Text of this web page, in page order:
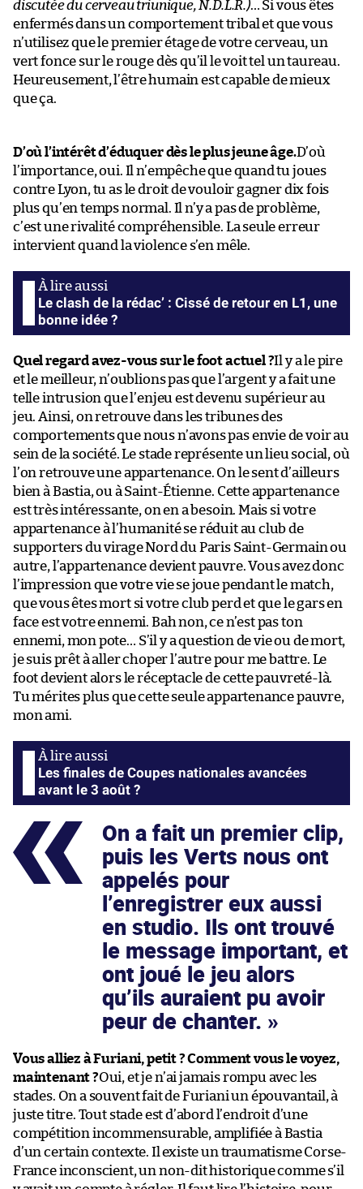
discutée du cerveau triunique, N.D.L.R.)… Si vous êtes
enfermés dans un comportement tribal et que vous
n’utilisez que le premier étage de votre cerveau, un
vert fonce sur le rouge dès qu’il le voit tel un taureau.
Heureusement, l’être humain est capable de mieux
que ça.
D’où l’intérêt d’éduquer dès le plus jeune âge.D’où
l’importance, oui. Il n’empêche que quand tu joues
contre Lyon, tu as le droit de vouloir gagner dix fois
plus qu’en temps normal. Il n’y a pas de problème,
c’est une rivalité compréhensible. La seule erreur
intervient quand la violence s’en mêle.
Le clash de la rédac’ : Cissé de retour en L1, une
bonne idée ?
Quel regard avez-vous sur le foot actuel ?Il y a le pire
et le meilleur, n’oublions pas que l’argent y a fait une
telle intrusion que l’enjeu est devenu supérieur au
jeu. Ainsi, on retrouve dans les tribunes des
comportements que nous n’avons pas envie de voir au
sein de la société. Le stade représente un lieu social, où
l’on retrouve une appartenance. On le sent d’ailleurs
bien à Bastia, ou à Saint-Étienne. Cette appartenance
est très intéressante, on en a besoin. Mais si votre
appartenance à l’humanité se réduit au club de
supporters du virage Nord du Paris Saint-Germain ou
autre, l’appartenance devient pauvre. Vous avez donc
l’impression que votre vie se joue pendant le match,
que vous êtes mort si votre club perd et que le gars en
face est votre ennemi. Bah non, ce n’est pas ton
ennemi, mon pote… S’il y a question de vie ou de mort,
je suis prêt à aller choper l’autre pour me battre. Le
foot devient alors le réceptacle de cette pauvreté-là.
Tu mérites plus que cette seule appartenance pauvre,
mon ami.
Les finales de Coupes nationales avancées
avant le 3 août ?
On a fait un premier clip,
puis les Verts nous ont
appelés pour
l’enregistrer eux aussi
en studio. Ils ont trouvé
le message important, et
ont joué le jeu alors
qu’ils auraient pu avoir
peur de chanter.
Vous alliez à Furiani, petit ? Comment vous le voyez,
maintenant ?Oui, et je n’ai jamais rompu avec les
stades. On a souvent fait de Furiani un épouvantail, à
juste titre. Tout stade est d’abord l’endroit d’une
compétition incommensurable, amplifiée à Bastia
d’un certain contexte. Il existe un traumatisme Corse-
France inconscient, un non-dit historique comme s’il